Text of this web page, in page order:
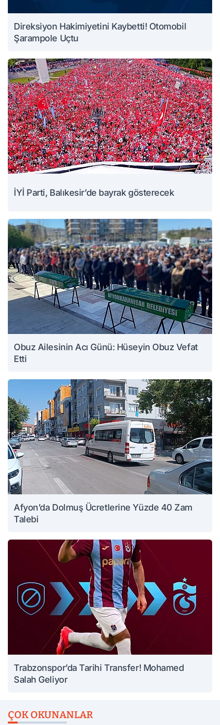
Direksiyon Hakimiyetini Kaybetti! Otomobil
Şarampole Uçtu
İYİ Parti, Balıkesir’de bayrak gösterecek
Obuz Ailesinin Acı Günü: Hüseyin Obuz Vefat
Etti
Afyon’da Dolmuş Ücretlerine Yüzde 40 Zam
Talebi
Trabzonspor’da Tarihi Transfer! Mohamed
Salah Geliyor
ÇOK OKUNANLAR